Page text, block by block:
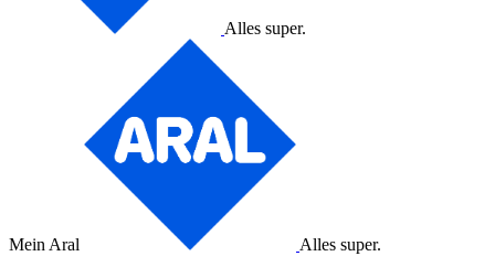
Alles super.
Mein Aral Alles super.